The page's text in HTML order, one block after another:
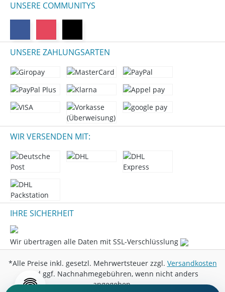
UNSERE COMMUNITYS
UNSERE ZAHLUNGSARTEN
WIR VERSENDEN MIT:
IHRE SICHERHEIT
Wir übertragen alle Daten mit SSL-Verschlüsslung
*Alle Preise inkl. gesetzl. Mehrwertsteuer zzgl. Versandkosten
und ggf. Nachnahmegebühren, wenn nicht anders
angegeben.